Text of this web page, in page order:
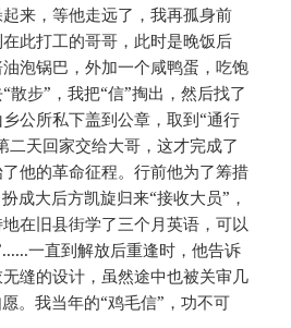
来，等他走远了，我再孤身前
此打工的哥哥，此时是晚饭后
泡锅巴，外加一个咸鸭蛋，吃饱
散步”，我把“信”掏出，然后找了
公所私下盖到公章，取到“通行
二天回家交给大哥，这才完成了
他的革命征程。行前他为了筹措
成大后方凯旋归来“接收大员”，
在旧县街学了三个月英语，可以
一直到解放后重逢时，他告诉
缝的设计，虽然途中也被关审几
。我当年的“鸡毛信”，功不可